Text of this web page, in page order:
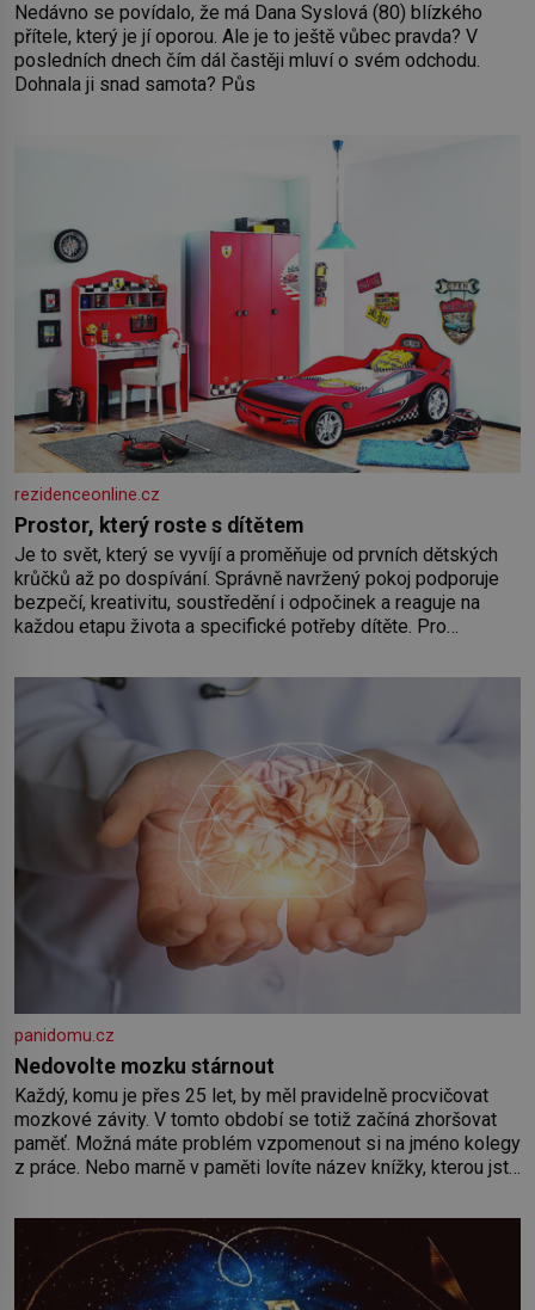
Nedávno se povídalo, že má Dana Syslová (80) blízkého
přítele, který je jí oporou. Ale je to ještě vůbec pravda? V
posledních dnech čím dál častěji mluví o svém odchodu.
Dohnala ji snad samota? Půs
rezidenceonline.cz
Prostor, který roste s dítětem
Je to svět, který se vyvíjí a proměňuje od prvních dětských
krůčků až po dospívání. Správně navržený pokoj podporuje
bezpečí, kreativitu, soustředění i odpočinek a reaguje na
každou etapu života a specifické potřeby dítěte. Pro
by pokoj miminka měl působit především klidně a útulně.
Předškolní věk je
panidomu.cz
Nedovolte mozku stárnout
Každý, komu je přes 25 let, by měl pravidelně procvičovat
mozkové závity. V tomto období se totiž začíná zhoršovat
paměť. Možná máte problém vzpomenout si na jméno kolegy
z práce. Nebo marně v paměti lovíte název knížky, kterou jste
paměť rozhodla stávkovat. Cvičte